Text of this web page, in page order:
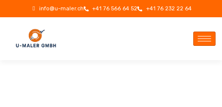
info@u-maler.ch +41 76 566 64 52 +41 76 232 22 64